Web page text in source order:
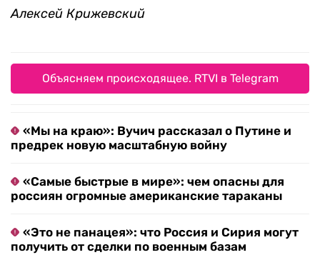
Алексей Крижевский
Объясняем происходящее. RTVI в Telegram
«Мы на краю»: Вучич рассказал о Путине и
предрек новую масштабную войну
«Самые быстрые в мире»: чем опасны для
россиян огромные американские тараканы
«Это не панацея»: что Россия и Сирия могут
получить от сделки по военным базам